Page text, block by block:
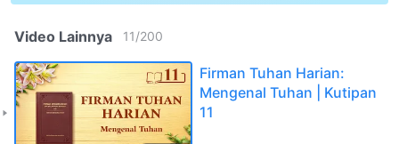
Video Lainnya 11/200
Firman Tuhan Harian:
Mengenal Tuhan | Kutipan
11